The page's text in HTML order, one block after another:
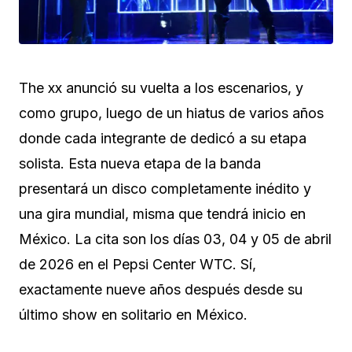
The xx anunció su vuelta a los escenarios, y
como grupo, luego de un hiatus de varios años
donde cada integrante de dedicó a su etapa
solista. Esta nueva etapa de la banda
presentará un disco completamente inédito y
una gira mundial, misma que tendrá inicio en
México. La cita son los días 03, 04 y 05 de abril
de 2026 en el Pepsi Center WTC. Sí,
exactamente nueve años después desde su
último show en solitario en México.